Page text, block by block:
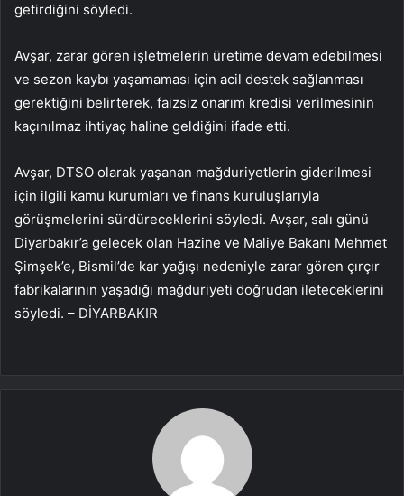
getirdiğini söyledi.
Avşar, zarar gören işletmelerin üretime devam edebilmesi
ve sezon kaybı yaşamaması için acil destek sağlanması
gerektiğini belirterek, faizsiz onarım kredisi verilmesinin
kaçınılmaz ihtiyaç haline geldiğini ifade etti.
Avşar, DTSO olarak yaşanan mağduriyetlerin giderilmesi
için ilgili kamu kurumları ve finans kuruluşlarıyla
görüşmelerini sürdüreceklerini söyledi. Avşar, salı günü
Diyarbakır’a gelecek olan Hazine ve Maliye Bakanı Mehmet
Şimşek’e, Bismil’de kar yağışı nedeniyle zarar gören çırçır
fabrikalarının yaşadığı mağduriyeti doğrudan ileteceklerini
söyledi. – DİYARBAKIR